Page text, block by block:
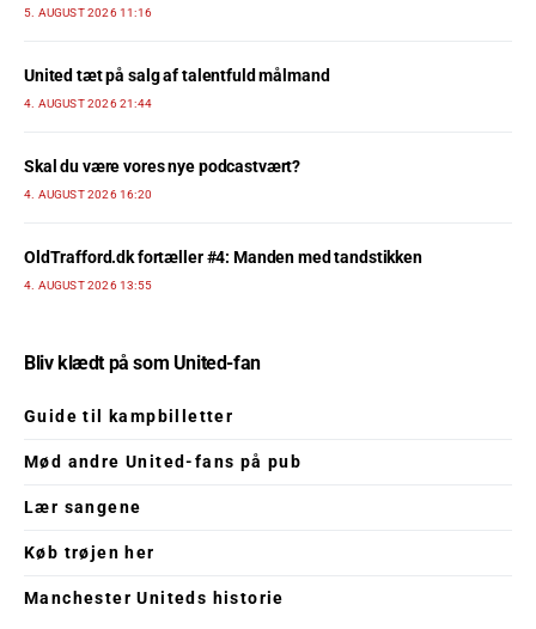
5. AUGUST 2026 11:16
United tæt på salg af talentfuld målmand
4. AUGUST 2026 21:44
Skal du være vores nye podcastvært?
4. AUGUST 2026 16:20
OldTrafford.dk fortæller #4: Manden med tandstikken
4. AUGUST 2026 13:55
Bliv klædt på som United-fan
Guide til kampbilletter
Mød andre United-fans på pub
Lær sangene
Køb trøjen her
Manchester Uniteds historie